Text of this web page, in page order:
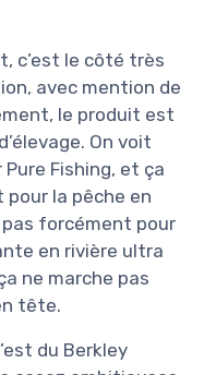
c’est le côté très
avec mention de
le produit est
On voit
Pure Fishing, et ça
la pêche en
forcément pour
en rivière ultra
ne marche pas
tête.
du Berkley